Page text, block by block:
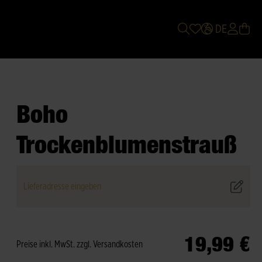
DE
Boho
Trockenblumenstrauß
Lieferadresse eingeben
19,99 €
Preise inkl. MwSt. zzgl. Versandkosten